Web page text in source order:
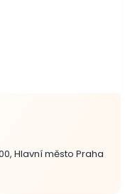
Hlavní město Praha